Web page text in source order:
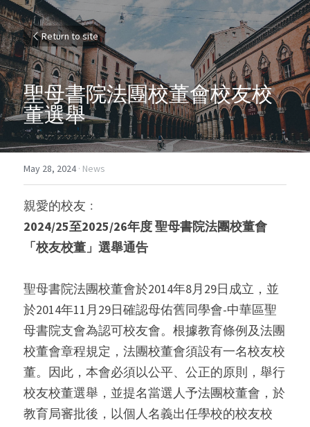
Return to site
聖母書院法團校董會校友校
董選舉
May 28, 2024· News
親愛的校友﹕
2024/25至2025/26年度聖母書院法團校董會
「校友校董」選舉通告
聖母書院法團校董會於2014年8月29日成立，並
於2014年11月29日確認母佑舊同學會-中華區聖
母書院支會為認可校友會。根據教育條例及法團
校董會章程規定，法團校董會須設有一名校友校
董。因此，本會必須以公平、公正的原則，舉行
校友校董選舉，並提名當選人予法團校董會，於
教育局審批後，以個人名義出任學校的校友校